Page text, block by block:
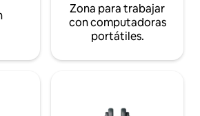
Zona para trabajar
con computadoras
portátiles.